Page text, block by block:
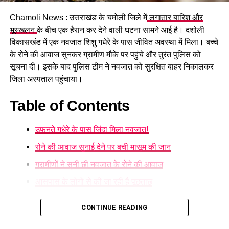
RELATED TOPICS:
CHIEF MINISTER PUSHKAR SINGH DHAMI
FEATURED
JANMANCH TV
UTTARAKHAND
UTTARAKHAND GOVERNMENT
UTTARAKHANDNEWS
UP NEXT
गढ़वाल-कुमाऊं को जोड़ेगा सिंगटाली पुल, सीएम धामी ने दी 57 करोड़
DON'T MISS
व्यवहार; कार्यवाही स्थगित
Chamoli News : उत्तराखंड के चमोली जिले मेंलगातार बारिश और
भूस्खलनके बीच एक हैरान कर देने वाली घटना सामने आई है। दशोली
विकासखंड में एक नवजात शिशु गधेरे के पास जीवित अवस्था में मिला। बच्चे
के रोने की आवाज सुनकर ग्रामीण मौके पर पहुंचे और तुरंत पुलिस को
सूचना दी। इसके बाद पुलिस टीम ने नवजात को सुरक्षित बाहर निकालकर
जिला अस्पताल पहुंचाया।
Table of Contents
उफनते गधेरे के पास जिंदा मिला नवजात!
रोने की आवाज सुनाई देने पर बची मासूम की जान
ग्रामीणों ने सुनी छी नवजात के रोने की आवाज
उफनते गधेरे के पास जिंदा मिला नवजात!
CONTINUE READING